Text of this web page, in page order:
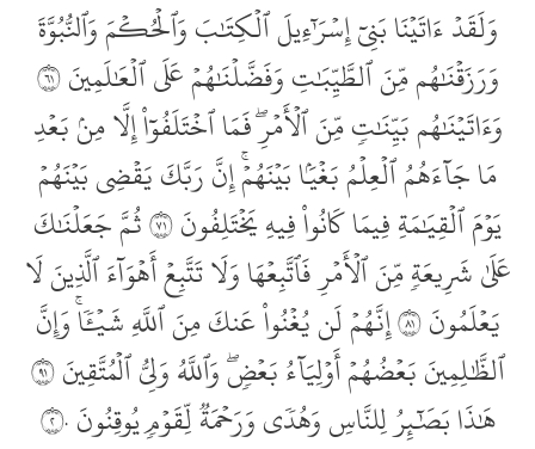
وَلَقَدۡ ءَاتَيۡنَا بَنِيٓ إِسۡرَٰٓءِيلَ ٱلۡكِتَٰبَ وَٱلۡحُكۡمَ وَٱلنُّبُوَّةَ
وَرَزَقۡنَٰهُم مِّنَ ٱلطَّيِّبَٰتِ وَفَضَّلۡنَٰهُمۡ عَلَى ٱلۡعَٰلَمِينَ ١٦
وَءَاتَيۡنَٰهُم بَيِّنَٰتٖ مِّنَ ٱلۡأَمۡرِۖ فَمَا ٱخۡتَلَفُوٓاْ إِلَّا مِنۢ بَعۡدِ
مَا جَآءَهُمُ ٱلۡعِلۡمُ بَغۡيَۢا بَيۡنَهُمۡۚ إِنَّ رَبَّكَ يَقۡضِي بَيۡنَهُمۡ
يَوۡمَ ٱلۡقِيَٰمَةِ فِيمَا كَانُواْ فِيهِ يَخۡتَلِفُونَ ١٧ ثُمَّ جَعَلۡنَٰكَ
عَلَىٰ شَرِيعَةٖ مِّنَ ٱلۡأَمۡرِ فَٱتَّبِعۡهَا وَلَا تَتَّبِعۡ أَهۡوَآءَ ٱلَّذِينَ لَا
يَعۡلَمُونَ ١٨ إِنَّهُمۡ لَن يُغۡنُواْ عَنكَ مِنَ ٱللَّهِ شَيۡ‍ٔٗاۚ وَإِنَّ
ٱلظَّٰلِمِينَ بَعۡضُهُمۡ أَوۡلِيَآءُ بَعۡضٖۖ وَٱللَّهُ وَلِيُّ ٱلۡمُتَّقِينَ ١٩
هَٰذَا بَصَٰٓئِرُ لِلنَّاسِ وَهُدٗى وَرَحۡمَةٞ لِّقَوۡمٖ يُوقِنُونَ ٢٠